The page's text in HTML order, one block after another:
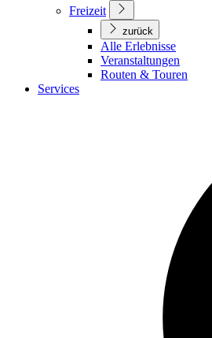
Freizeit
zurück
Alle Erlebnisse
Veranstaltungen
Routen & Touren
Services